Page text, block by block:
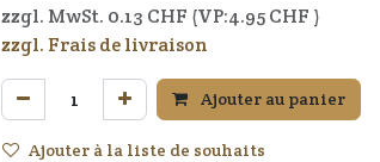
zzgl. MwSt. 0.13 CHF (VP:4.95CHF )
zzgl. Frais de livraison
Ajouter au panier
Ajouter à la liste de souhaits